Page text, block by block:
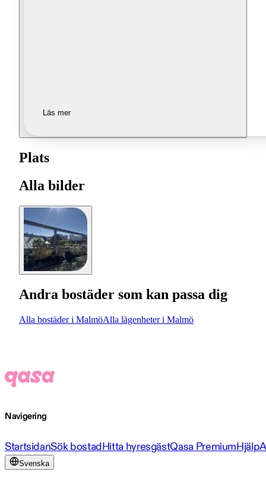
Läs mer
Plats
Alla bilder
Andra bostäder som kan passa dig
Alla bostäder i MalmöAlla lägenheter i Malmö
Navigering
StartsidanSök bostadHitta hyresgästQasa PremiumHjälp
Svenska